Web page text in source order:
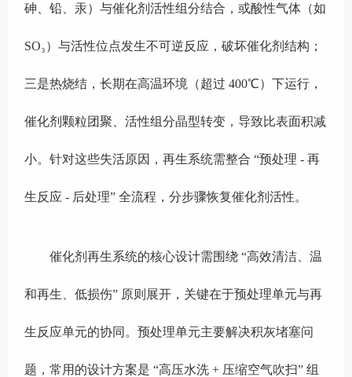
砷、铅、汞）与催化剂活性组分结合，或酸性气体（如
SO₃）与活性位点发生不可逆反应，破坏催化剂结构；
三是热烧结，长期在高温环境（超过 400℃）下运行，
催化剂颗粒团聚、活性组分晶型转变，导致比表面积减
小。针对这些失活原因，再生系统需整合 “预处理 - 再
生反应 - 后处理” 全流程，分步骤恢复催化剂活性。
催化剂再生系统的核心设计需围绕 “高效清洁、温
和再生、低损伤” 原则展开，关键在于预处理单元与再
生反应单元的协同。预处理单元主要解决积灰堵塞问
题，常用的设计方案是 “高压水洗 + 压缩空气吹扫” 组